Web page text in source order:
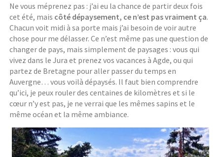
Ne vous méprenez pas : j’ai eu la chance de partir deux fois
cet été, mais côté dépaysement, ce n’est pas vraiment ça.
Chacun voit midi à sa porte mais j’ai besoin de voir autre
chose pour me délasser. Ce n’est même pas une question de
changer de pays, mais simplement de paysages : vous qui
vivez dans le Jura et prenez vos vacances à Agde, ou qui
partez de Bretagne pour aller passer du temps en
Auvergne… vous voilà dépaysés. Il faut bien comprendre
qu’ici, je peux rouler des centaines de kilomètres et si le
cœur n’y est pas, je ne verrai que les mêmes sapins et le
même océan et la même ambiance.